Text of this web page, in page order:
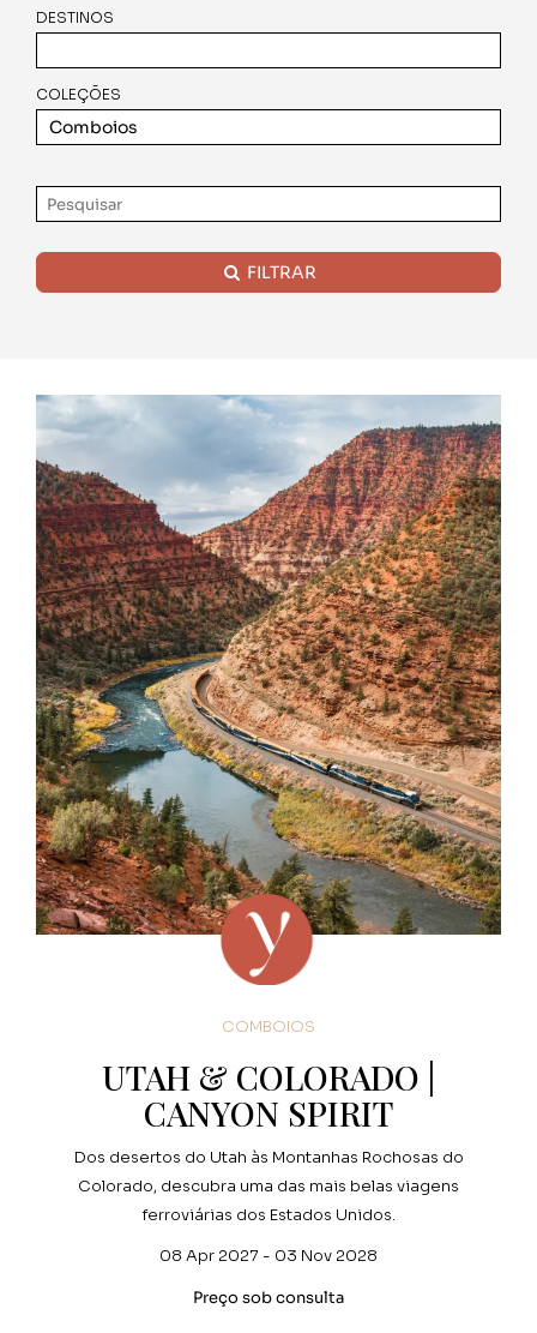
DESTINOS
COLEÇÕES
FILTRAR
COMBOIOS
UTAH & COLORADO |
CANYON SPIRIT
Dos desertos do Utah às Montanhas Rochosas do
Colorado, descubra uma das mais belas viagens
ferroviárias dos Estados Unidos.
08 Apr 2027 - 03 Nov 2028
Preço sob consulta